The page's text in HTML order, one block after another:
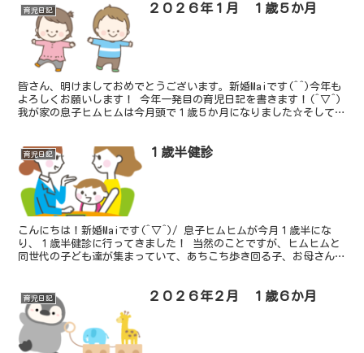
育児日記 ２０２６年１月 １歳５か月
皆さん、明けましておめでとうございます。新婚Maiです(^^)今年も
よろしくお願いします！ 今年一発目の育児日記を書きます！(^▽^)
我が家の息子ヒムヒムは今月頭で１歳５か月になりました☆そして、
育児日記 １歳半健診
こんにちは！新婚Maiです(^▽^)/ 息子ヒムヒムが今月１歳半にな
り、１歳半健診に行ってきました！ 当然のことですが、ヒムヒムと
同世代の子ども達が集まっていて、あちこち歩き回る子、お母さんに
育児日記 ２０２６年２月 １歳６か月